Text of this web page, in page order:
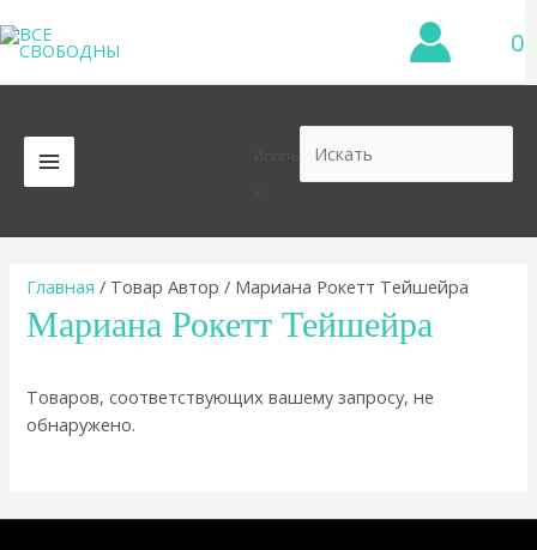
к
содержимому
0
MAIN
MENU
Главная / Товар Автор / Мариана Рокетт Тейшейра
Мариана Рокетт Тейшейра
Товаров, соответствующих вашему запросу, не
обнаружено.